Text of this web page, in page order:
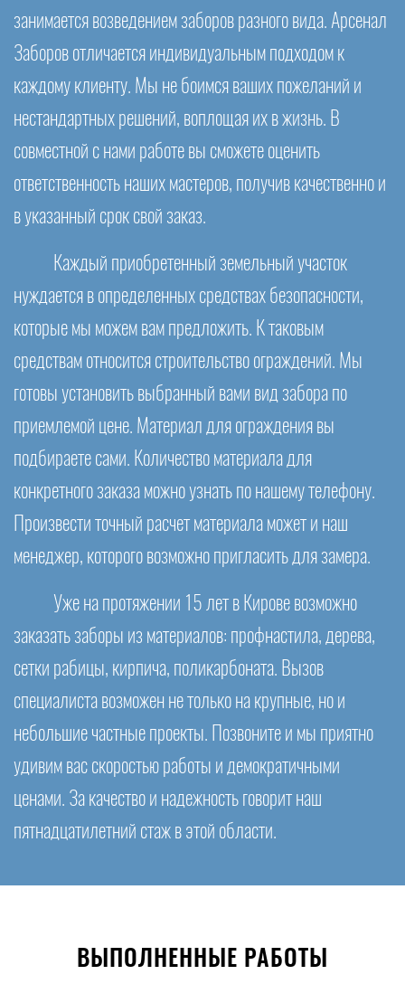
занимается возведением заборов разного вида. Арсенал
Заборов отличается индивидуальным подходом к
каждому клиенту. Мы не боимся ваших пожеланий и
нестандартных решений, воплощая их в жизнь. В
совместной с нами работе вы сможете оценить
ответственность наших мастеров, получив качественно и
в указанный срок свой заказ.
Каждый приобретенный земельный участок
нуждается в определенных средствах безопасности,
которые мы можем вам предложить. К таковым
средствам относится строительство ограждений. Мы
готовы установить выбранный вами вид забора по
приемлемой цене. Материал для ограждения вы
подбираете сами. Количество материала для
конкретного заказа можно узнать по нашему телефону.
Произвести точный расчет материала может и наш
менеджер, которого возможно пригласить для замера.
Уже на протяжении 15 лет в Кирове возможно
заказать заборы из материалов: профнастила, дерева,
сетки рабицы, кирпича, поликарбоната. Вызов
специалиста возможен не только на крупные, но и
небольшие частные проекты. Позвоните и мы приятно
удивим вас скоростью работы и демократичными
ценами. За качество и надежность говорит наш
пятнадцатилетний стаж в этой области.
ВЫПОЛНЕННЫЕ РАБОТЫ